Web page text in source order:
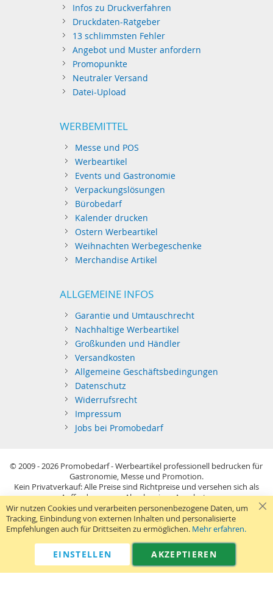
Infos zu Druckverfahren
Druckdaten-Ratgeber
13 schlimmsten Fehler
Angebot und Muster anfordern
Promopunkte
Neutraler Versand
Datei-Upload
WERBEMITTEL
Messe und POS
Werbeartikel
Events und Gastronomie
Verpackungslösungen
Bürobedarf
Kalender drucken
Ostern Werbeartikel
Weihnachten Werbegeschenke
Merchandise Artikel
ALLGEMEINE INFOS
Garantie und Umtauschrecht
Nachhaltige Werbeartikel
Großkunden und Händler
Versandkosten
Allgemeine Geschäftsbedingungen
Datenschutz
Widerrufsrecht
Impressum
Jobs bei Promobedarf
© 2009 - 2026 Promobedarf - Werbeartikel professionell bedrucken für
Gastronomie, Messe und Promotion.
Kein Privatverkauf: Alle Preise sind Richtpreise und versehen sich als
Aufforderung zur Abgabe eines Angebots.
Sie richten sich nur an gewerblichen Bedarf (§14 BGB) im Sinne der
Preisangabenverordnung und verstehen sich netto zzgl. MwSt. USB-
Sticks: Tagespreise ggf. zzgl. Druckkosten und GEMA.
Telefon:040 38 63 12 40 Kontaktformular
Wir nutzen Cookies und verarbeiten personenbezogene Daten, um
Tracking, Einbindung von externen Inhalten und personalisierte
Empfehlungen auch für Drittseiten zu ermöglichen. Mehr erfahren.
AKZEPTIEREN
EINSTELLEN